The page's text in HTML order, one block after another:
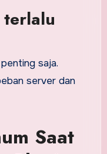
terlalu
saja.
server dan
Saat